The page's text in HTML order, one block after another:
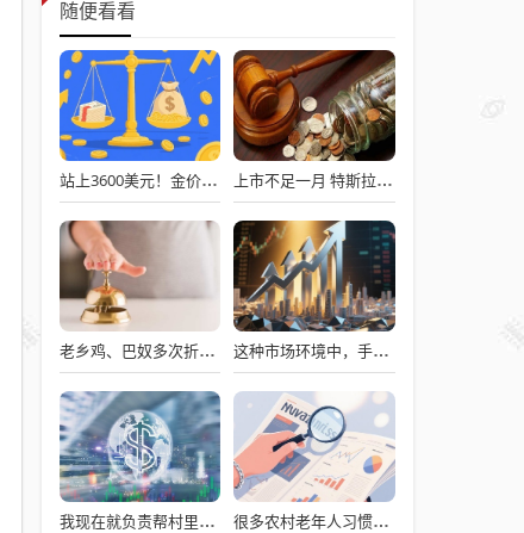
随便看看
站上3600美元！金价创历史新高之际 央行黄金持有量30年来首超美债 上市不足一月 特斯拉Model 3新车型降价1万元
老乡鸡、巴奴多次折戟港股，餐饮上市变难了吗？ 这种市场环境中，手机涨价只能是手机厂崩盘这一结果
我现在就负责帮村里申请建房的工作，现在村里不是盖不起，是没地没指标！ 很多农村老年人习惯劳动，不劳动就会闲出病来